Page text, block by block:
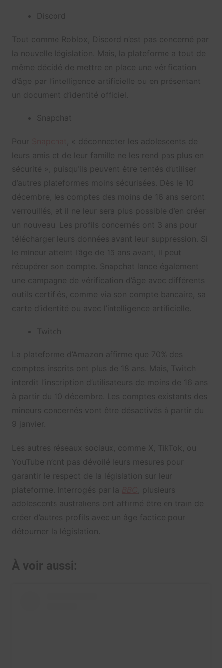
Discord
Tout comme Roblox, Discord n’est pas concerné par
la nouvelle législation. Mais, la plateforme a tout de
même décidé de mettre en place une vérification
d’âge par l’intelligence artificielle ou en présentant
un document d’identité officiel.
Snapchat
Pour
, « déconnecter les adolescents de
leurs amis et de leur famille ne les rend pas plus en
sécurité », puisqu’ils peuvent être tentés d’utiliser
d’autres plateformes moins sécurisées. Dès le 10
décembre, les comptes des moins de 16 ans seront
verrouillés, et il ne leur sera plus possible d’en créer
un nouveau. Les profils concernés ont 3 ans pour
télécharger leurs données avant leur suppression. Si
le mineur atteint l’âge de 16 ans avant, il peut
récupérer son compte. Snapchat lance également
une campagne de vérification d’âge avec différents
outils certifiés, comme via son compte bancaire, sa
carte d’identité ou avec l’intelligence artificielle.
Twitch
La plateforme d’Amazon affirme que 70% des
comptes inscrits ont plus de 18 ans. Mais, Twitch
interdit l’inscription d’utilisateurs de moins de 16 ans
à partir du 10 décembre. Les comptes existants des
mineurs concernés vont être désactivés à partir du
9 janvier.
Les autres réseaux sociaux, comme X, TikTok, ou
YouTube n’ont pas dévoilé leurs mesures pour
garantir le respect de la législation sur leur
plateforme. Interrogés par la
, plusieurs
adolescents australiens ont affirmé être en train de
créer d’autres profils avec un âge factice pour
détourner la législation.
À voir aussi: